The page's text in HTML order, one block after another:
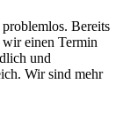
Bereits
einen Termin
und
Wir sind mehr